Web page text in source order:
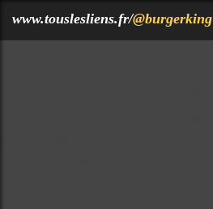
www.touslesliens.fr/@burgerking